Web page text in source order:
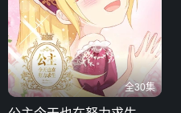
全30集